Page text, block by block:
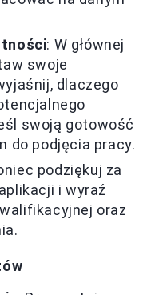
: W głównej
swoje
dlaczego
swoją gotowość
do podjęcia pracy.
podziękuj za
i wyraź
oraz